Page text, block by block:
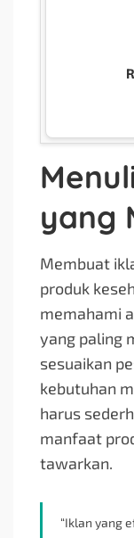
yang
Membuat
produk
memahami
yang paling
sesuaikan
kebutuhan
harus
manfaat
tawarkan.
“Iklan yang